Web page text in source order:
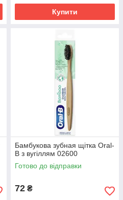
Купити
Бамбукова зубная щітка Oral-
B з вугіллям 02600
Готово до відправки
72 ₴